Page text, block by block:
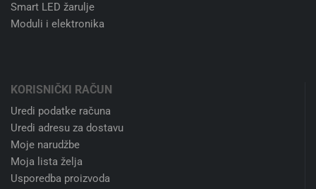
Smart LED žarulje
Moduli i elektronika
KORISNIČKI RAČUN
Uredi podatke računa
Uredi adresu za dostavu
Moje narudžbe
Moja lista želja
Usporedba proizvoda